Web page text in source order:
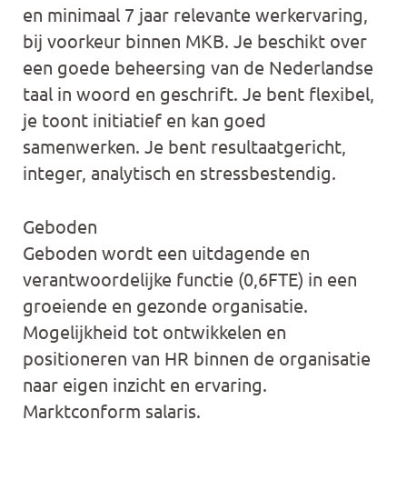
en minimaal 7 jaar relevante werkervaring,
bij voorkeur binnen MKB. Je beschikt over
een goede beheersing van de Nederlandse
taal in woord en geschrift. Je bent flexibel,
je toont initiatief en kan goed
samenwerken. Je bent resultaatgericht,
integer, analytisch en stressbestendig.
Geboden
Geboden wordt een uitdagende en
verantwoordelijke functie (0,6FTE) in een
groeiende en gezonde organisatie.
Mogelijkheid tot ontwikkelen en
positioneren van HR binnen de organisatie
naar eigen inzicht en ervaring.
Marktconform salaris.